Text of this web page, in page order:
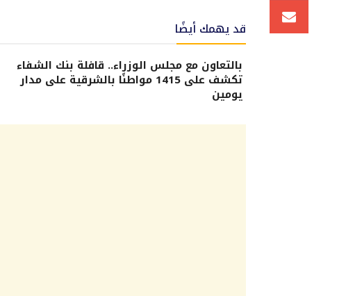
قد يهمك أيضًا
بالتعاون مع مجلس الوزراء.. قافلة بنك الشفاء
تكشف على 1415 مواطنًا بالشرقية على مدار
يومين